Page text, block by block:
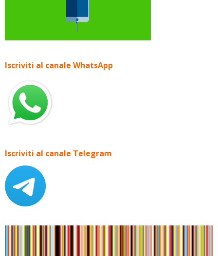
Iscriviti al canale WhatsApp
Iscriviti al canale Telegram